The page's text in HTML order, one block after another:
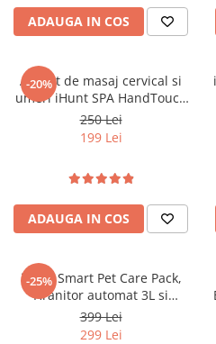
Plăci de Îndreptat Părul
SPA
CASA, GRADINA SI BRICOLAJ
Sigurante inteligente
Camere de supraveghere
Purificatoare
Seturi de duș
PET SHOP
Litiere Automate
Hrănitoare Inteligente
ADAUGA IN COS
-20%
Aparat de masaj cervical si
umeri iHunt SPA HandTouch
Neck 3D, Tehnologie masaj
bionic/imitare maini umane,
250 Lei
199 Lei
ADAUGA IN COS
-25%
iHunt Smart Pet Care Pack,
Hranitor automat 3L si
fantana apa 2L pentru
animale de companie
399 Lei
299 Lei